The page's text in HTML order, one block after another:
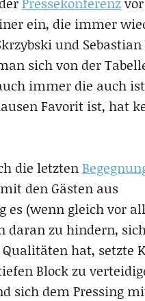
ein, die immer
und Sebastian
sich von der
immer die auch
Favorit ist, hat
die letzten
den Gästen aus
es (wenn gleich vor
daran zu hindern,
hat, setzte
Block zu
sich dem Pressing